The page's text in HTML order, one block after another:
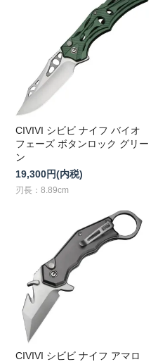
CIVIVI シビビ ナイフ バイオ
フェーズ ボタンロック グリー
ン
19,300円(内税)
刃長：8.89cm
CIVIVI シビビ ナイフ アマロ